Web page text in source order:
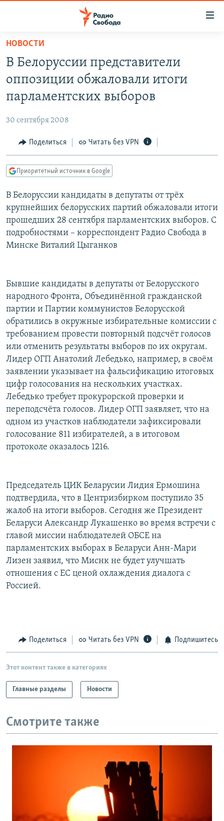
упрощенного
доступа
основному
Вернутся
Вернутся
поиску
ПОДКАСТЫ
МНЕНИЯ
КУЛЬТУРА
КАВКАЗ.РЕАЛИИ
СЕВЕР.РЕАЛИИ
СИБИРЬ.РЕАЛИИ
РАСПИСАНИЕ ВЕЩАНИЯ
ПОДПИШИТЕСЬ НА РАССЫЛКУ
СОЦИАЛЬНЫЕ СЕТИ
Все сайты РСЕ/РС
НОВОСТИ
В Белоруссии представители
оппозиции обжаловали итоги
парламентских выборов
30 сентября 2008
Поделиться Читать без VPN
Приоритетный источник в Google
В Белоруссии кандидаты в депутаты от трёх
крупнейших белорусских партий обжаловали итоги
прошедших 28 сентября парламентских выборов. С
подробностями – корреспондент Радио Свобода в
Минске Виталий Цыганков
Бывшие кандидаты в депутаты от Белорусского
народного Фронта, Объединённой гражданской
партии и Партии коммунистов Белорусской
обратились в окружные избирательные комиссии с
требованием провести повторный подсчёт голосов
или отменить результаты выборов по их округам.
Лидер ОГП Анатолий Лебедько, например, в своём
заявлении указывает на фальсификацию итоговых
цифр голосования на нескольких участках.
Лебедько требует прокурорской проверки и
переподсчёта голосов. Лидер ОГП заявляет, что на
одном из участков наблюдатели зафиксировали
голосование 811 избирателей, а в итоговом
протоколе оказалось 1216.
Председатель ЦИК Беларусии Лидия Ермошина
подтвердила, что в Центризбирком поступило 35
жалоб на итоги выборов. Сегодня же Президент
Беларуси Александр Лукашенко во время встречи с
главой миссии наблюдателей ОБСЕ на
парламентских выборах в Беларуси Анн-Мари
Лизен заявил, что Миснк не будет улучшать
отношения с ЕС ценой охлаждения диалога с
Россией.
Поделиться Читать без VPN Подпишитесь
Этот контент также в категориях
Главные разделы Новости
Смотрите также